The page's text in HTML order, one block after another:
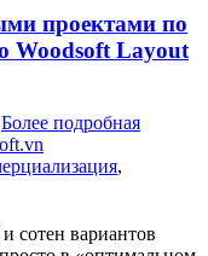
проектами по
Woodsoft Layout
Более подробная
,
сотен вариантов